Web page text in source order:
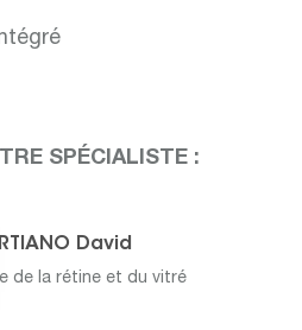
SPÉCIALISTE :
David
de la rétine et du vitré